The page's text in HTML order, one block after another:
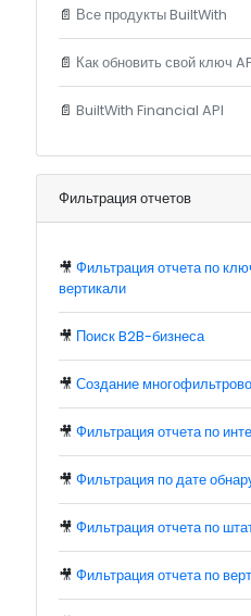
📄 Все продукты BuiltWith
📄 Как обновить свой ключ
📄 BuiltWith Financial API
Фильтрация отчетов
🎥 Фильтрация отчета по
вертикали
🎥 Поиск B2B-бизнеса
🎥 Создание
🎥 Фильтрация отчета по
🎥 Фильтрация по дате
🎥 Фильтрация отчета по
🎥 Фильтрация отчета по